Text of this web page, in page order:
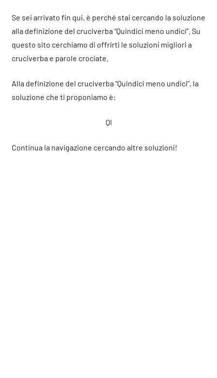
Se sei arrivato fin qui, è perché stai cercando la soluzione
alla definizione del cruciverba “Quindici meno undici”. Su
questo sito cerchiamo di offrirti le soluzioni migliori a
cruciverba e parole crociate.
Alla definizione del cruciverba “Quindici meno undici”, la
soluzione che ti proponiamo è:
QI
Continua la navigazione cercando altre soluzioni!